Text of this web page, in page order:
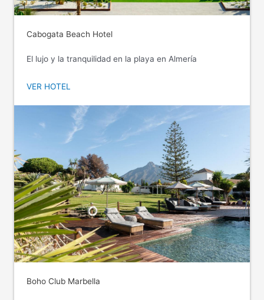
Cabogata Beach Hotel
El lujo y la tranquilidad en la playa en Almería
VER HOTEL
Boho Club Marbella